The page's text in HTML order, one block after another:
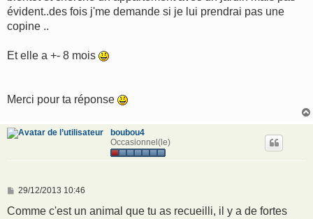
évident..des fois j'me demande si je lui prendrai pas une
copine ..
Et elle a +- 8 mois
Merci pour ta réponse
boubou4
Occasionnel(le)
M
s
29/12/2013 10:46
Comme c'est un animal que tu as recueilli, il y a de fortes